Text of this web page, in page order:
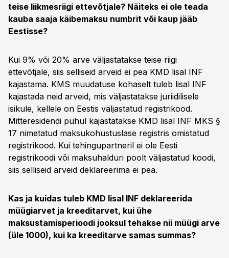
teise liikmesriigi ettevõtjale? Näiteks ei ole teada
kauba saaja käibemaksu numbrit või kaup jääb
Eestisse?
Kui 9% või 20% arve väljastatakse teise riigi
ettevõtjale, siis selliseid arveid ei pea KMD lisal INF
kajastama. KMS muudatuse kohaselt tuleb lisal INF
kajastada neid arveid, mis väljastatakse juriidilisele
isikule, kellele on Eestis väljastatud registrikood.
Mitteresidendi puhul kajastatakse KMD lisal INF MKS §
17 nimetatud maksukohustuslase registris omistatud
registrikood. Kui tehingupartneril ei ole Eesti
registrikoodi või maksuhalduri poolt väljastatud koodi,
siis selliseid arveid deklareerima ei pea.
Kas ja kuidas tuleb KMD lisal INF deklareerida
müügiarvet ja kreeditarvet, kui ühe
maksustamisperioodi jooksul tehakse nii müügi arve
(üle 1000), kui ka kreeditarve samas summas?